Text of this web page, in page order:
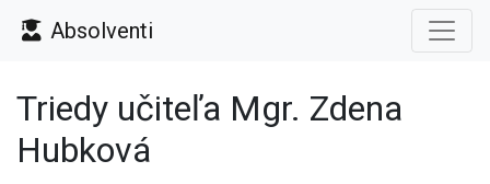
Absolventi
Triedy učiteľa Mgr. Zdena
Hubková